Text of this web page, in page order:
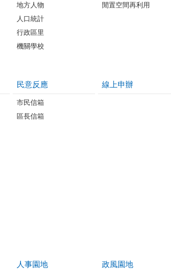
地方人物
人口統計
行政區里
機關學校
閒置空間再利用
民意反應
市民信箱
區長信箱
線上申辦
人事園地 政風園地